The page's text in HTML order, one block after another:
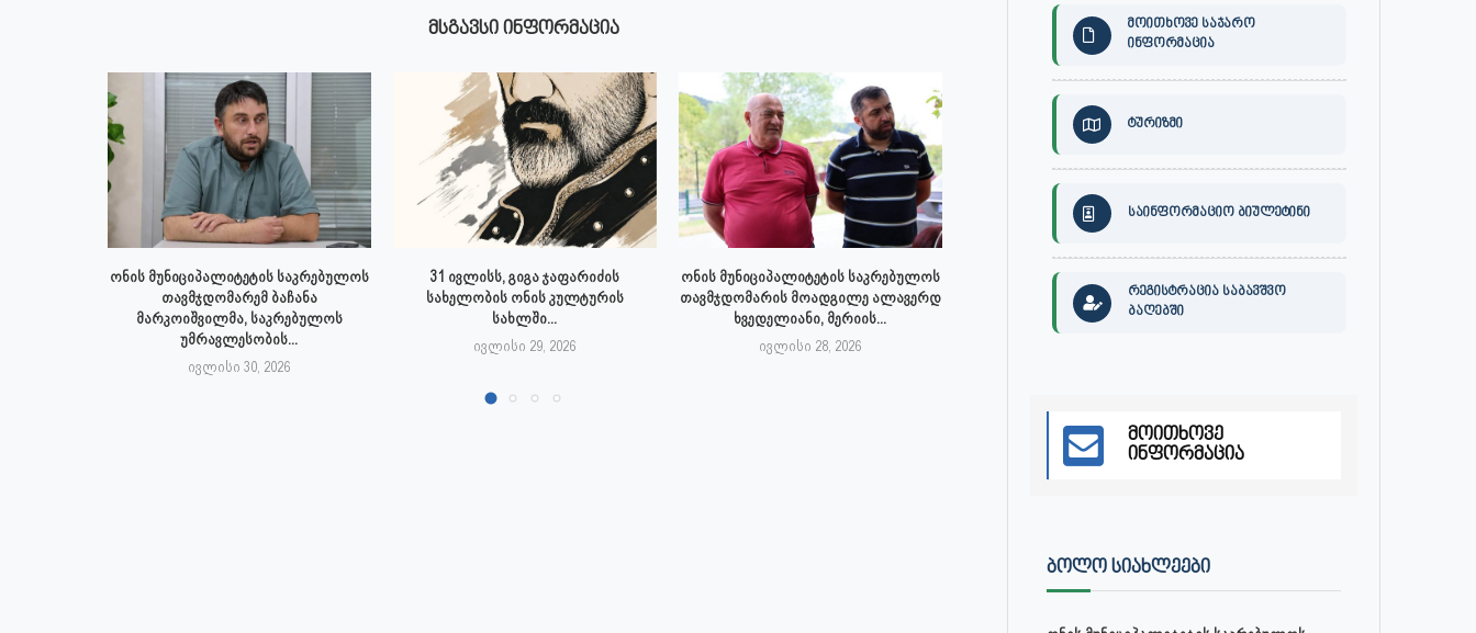
ᲛᲡᲒᲐᲕᲡᲘ ᲘᲜᲤᲝᲠᲛᲐᲪᲘᲐ
ონის მუნიციპალიტეტის საკრებულოს
თავმჯდომარემ ბაჩანა
მარკოიშვილმა, საკრებულოს
უმრავლესობის...
ივლისი 30, 2026
31 ივლისს, გიგა ჯაფარიძის
სახელობის ონის კულტურის
სახლში...
ივლისი 29, 2026
ონის მუნიციპალიტეტის საკრებულოს
თავმჯდომარის მოადგილე ალავერდ
ხვედელიანი, მერიის...
ივლისი 28, 2026
30 ივლისს, ქალაქი ონში,
დაავადებათა კონტროლისა და
საზოგადოებრივი...
ლობჟანიძემ სამუშაო
მოითხოვე საჯარო
ინფორმაცია
ტურიზმი
საინფორმაციო ბიულეტინი
რეგისტრაცია საბავშვო
ბაღებში
მოითხოვე
ინფორმაცია
ᲑᲝᲚᲝ ᲡᲘᲐᲮᲚᲔᲔᲑᲘ